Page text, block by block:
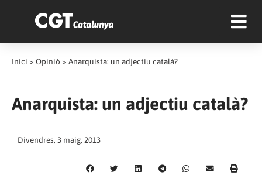
Inici > Opinió > Anarquista: un adjectiu català?
Anarquista: un adjectiu català?
Divendres, 3 maig, 2013